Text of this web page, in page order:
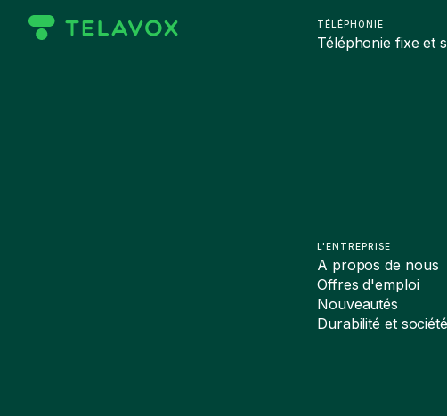
TÉLÉPHONIE
Téléphonie fixe et
L'ENTREPRISE
A propos de nous
Offres d'emploi
Nouveautés
Durabilité et société